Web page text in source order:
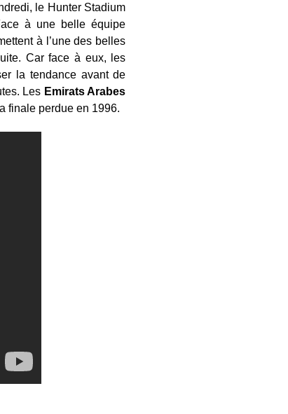
le Hunter Stadium
à une belle équipe
à l’une des belles
Car face à eux, les
la tendance avant de
Les Emirats Arabes
finale perdue en 1996.